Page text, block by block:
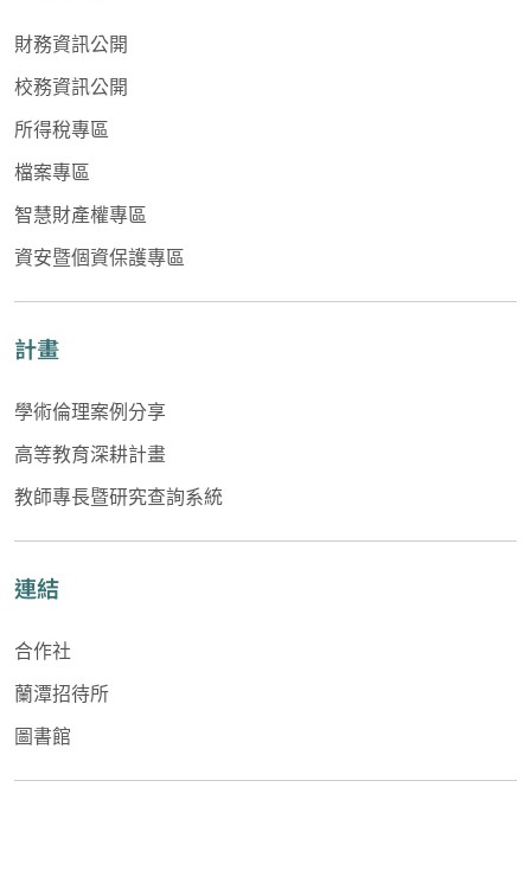
財務資訊公開
校務資訊公開
所得稅專區
檔案專區
智慧財產權專區
資安暨個資保護專區
計畫
學術倫理案例分享
高等教育深耕計畫
教師專長暨研究查詢系統
連結
合作社
蘭潭招待所
圖書館